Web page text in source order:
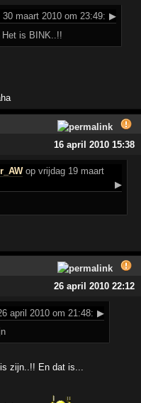
30 maart 2010 om 23:49: ▶
Het is BINK..!!
16 april 2010 15:38
op vrijdag 19 maart
▶
26 april 2010 22:12
april 2010 om 21:48: ▶
zijn..!! En dat is...